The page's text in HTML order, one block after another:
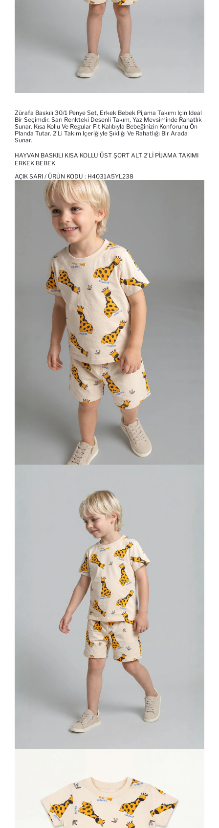
Zürafa Baskılı 30/1 Penye Set, Erkek Bebek Pijama Takımı Için Ideal
Bir Seçimdir. Sarı Renkteki Desenli Takım, Yaz Mevsiminde Rahatlık
Sunar. Kısa Kollu Ve Regular Fit Kalıbıyla Bebeğinizin Konforunu Ön
Planda Tutar. 2'li Takım Içeriğiyle Şıklığı Ve Rahatlığı Bir Arada
Sunar.
HAYVAN BASKILI KISA KOLLU ÜST ŞORT ALT 2'LI PIJAMA TAKIMI
ERKEK BEBEK
AÇIK SARI / ÜRÜN KODU : H4031A5YL238